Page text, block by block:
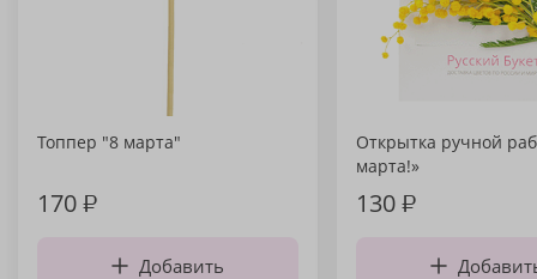
Топпер "8 марта"
170₽
Добавить
Открытка ручной
марта!»
130₽